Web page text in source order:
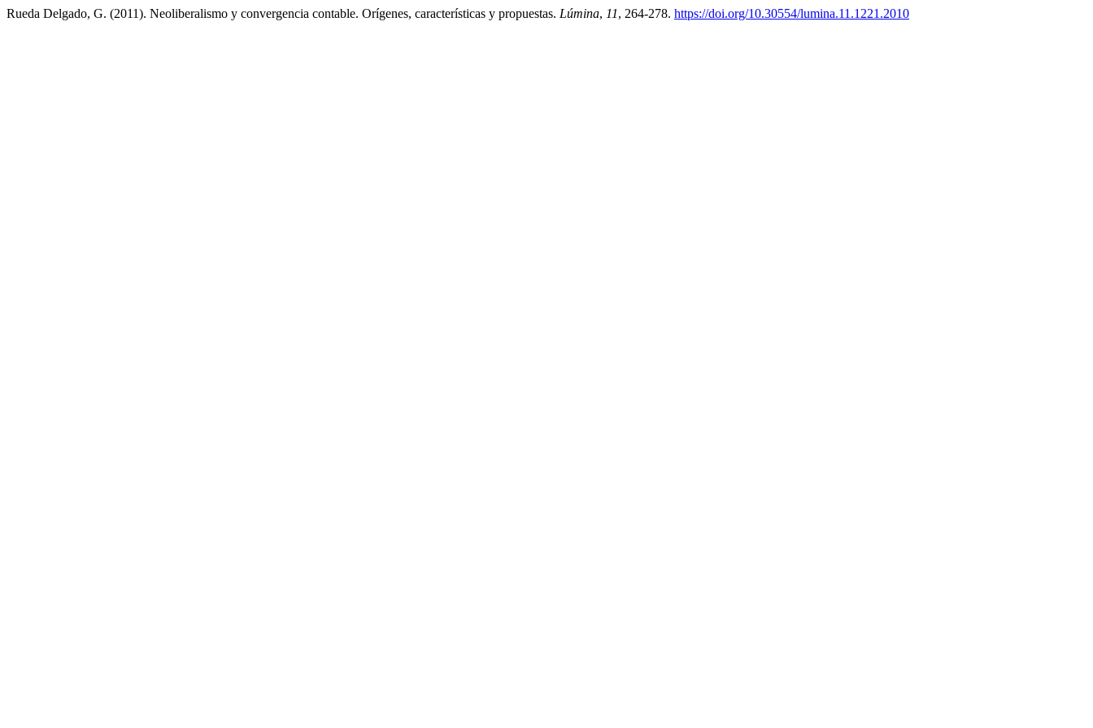
Rueda Delgado, G. (2011). Neoliberalismo y convergencia contable. Orígenes, características y propuestas. Lúmina, 11, 264-278. https://doi.org/10.30554/lumina.11.1221.2010